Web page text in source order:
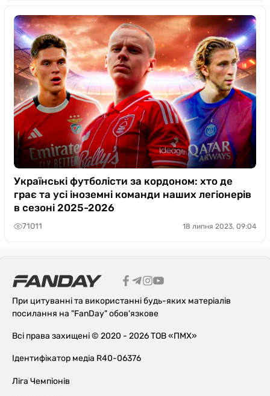
Українські футболісти за кордоном: хто де
грає та усі іноземні команди наших легіонерів
в сезоні 2025-2026
71011 18 липня 2023, 09:04
При цитуванні та використанні будь-яких матеріалів
посилання на "FanDay" обов'язкове
Всі права захищені © 2020 - 2026 ТОВ «ПМХ»
Ідентифікатор медіа R40-06376
Ліга Чемпіонів